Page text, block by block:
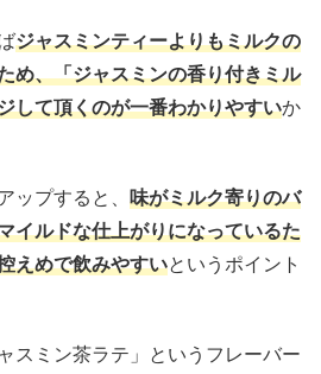
ジャスミンティーよりもミルクの
め、「ジャスミンの香り付きミル
して頂くのが一番わかりやすいか
ップすると、 味がミルク寄りのバ
イルドな仕上がりになっているた
えめで飲みやすいというポイント
スミン茶ラテ」というフレーバー